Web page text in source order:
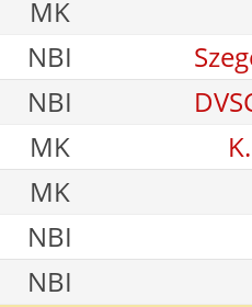
MK
NBI
NBI
MK
MK
NBI
NBI